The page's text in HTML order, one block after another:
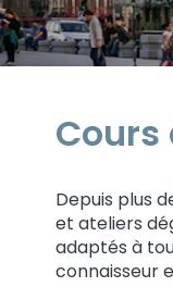
Cours
Depuis plus
et ateliers
adaptés à
connaisseur